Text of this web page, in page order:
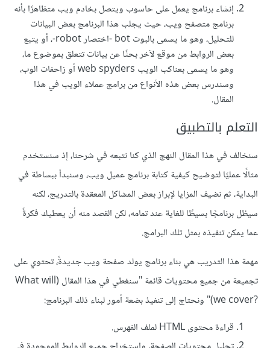
إنشاء برنامج يعمل على حاسوب ويتصل بخادم ويب متظاهرًا بأنه
برنامج متصفح ويب، حيث يجلب هذا البرنامج بعض البيانات
للتحليل، وهو ما يسمى بالبوت bot -اختصار robot-، أو يتبع
بعض الروابط من موقع لآخر بحثًا عن بيانات تتعلق بموضوع ما،
وهو ما يسمى بعناكب الويب web spyders أو زاحفات الوب،
وسندرس بعض هذه الأنواع من برامج عملاء الويب في هذا
المقال.
التعلم بالتطبيق
سنخالف في هذا المقال النهج الذي كنا نتبعه في شرحنا، إذ سنستخدم
مثالًا عمليًا لتوضيح كيفية كتابة برنامج عميل ويب، وسنبدأ ببساطة في
البداية، ثم نضيف المزايا لإبراز بعض المشاكل المعقدة بالتدريج، لكنه
سيظل برنامجًا بسيطًا للغاية عند تمامه، لكن القصد منه أن يعطيك فكرةً
عما يمكن تنفيذه بمثل تلك البرامج.
مهمة هذا التدريب هي بناء برنامج يولد صفحة ويب جديدةً، تحتوي على
تجميعة من جميع محتويات قائمة "سنغطي في هذا المقال (What will
we cover?‎)" ونحتاج إلى تنفيذ بضعة أمور لبناء ذلك البرنامج:
قراءة محتوى HTML لملف الفهرس.